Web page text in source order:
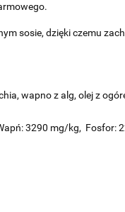
sosie, dzięki czemu
wapno z alg, olej z
3290 mg/kg, Fosfor: